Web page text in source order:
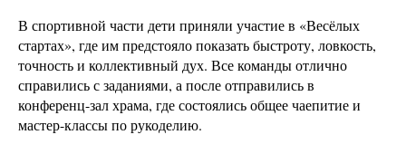
В спортивной части дети приняли участие в «Весёлых
стартах», где им предстояло показать быстроту, ловкость,
точность и коллективный дух. Все команды отлично
справились с заданиями, а после отправились в
конференц-зал храма, где состоялись общее чаепитие и
мастер-классы по рукоделию.